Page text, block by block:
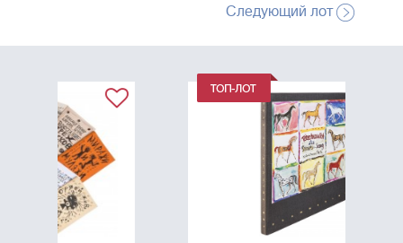
Следующий лот